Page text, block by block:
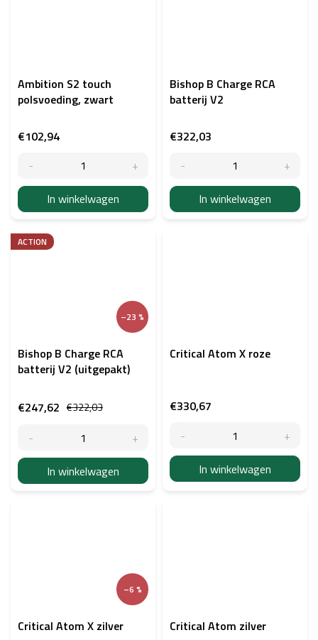
Ambition S2 touch
polsvoeding, zwart
€102,94
In winkelwagen
Bishop B Charge RCA
batterij V2
€322,03
In winkelwagen
ACTION
–23 %
Bishop B Charge RCA
batterij V2 (uitgepakt)
€322,03
€247,62
In winkelwagen
Critical Atom X roze
€330,67
In winkelwagen
–6 %
Critical Atom X zilver Critical Atom zilver